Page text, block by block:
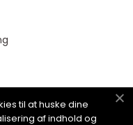
til at huske dine
af indhold og